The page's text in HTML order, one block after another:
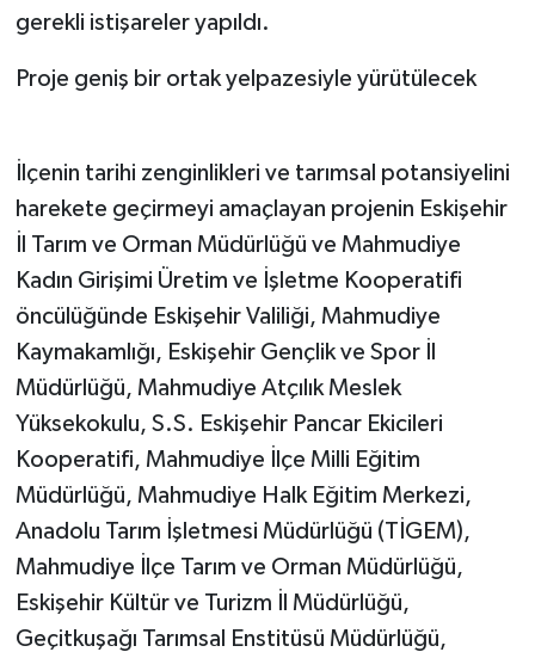
gerekli istişareler yapıldı.
Proje geniş bir ortak yelpazesiyle yürütülecek
İlçenin tarihi zenginlikleri ve tarımsal potansiyelini
harekete geçirmeyi amaçlayan projenin Eskişehir
İl Tarım ve Orman Müdürlüğü ve Mahmudiye
Kadın Girişimi Üretim ve İşletme Kooperatifi
öncülüğünde Eskişehir Valiliği, Mahmudiye
Kaymakamlığı, Eskişehir Gençlik ve Spor İl
Müdürlüğü, Mahmudiye Atçılık Meslek
Yüksekokulu, S.S. Eskişehir Pancar Ekicileri
Kooperatifi, Mahmudiye İlçe Milli Eğitim
Müdürlüğü, Mahmudiye Halk Eğitim Merkezi,
Anadolu Tarım İşletmesi Müdürlüğü (TİGEM),
Mahmudiye İlçe Tarım ve Orman Müdürlüğü,
Eskişehir Kültür ve Turizm İl Müdürlüğü,
Geçitkuşağı Tarımsal Enstitüsü Müdürlüğü,